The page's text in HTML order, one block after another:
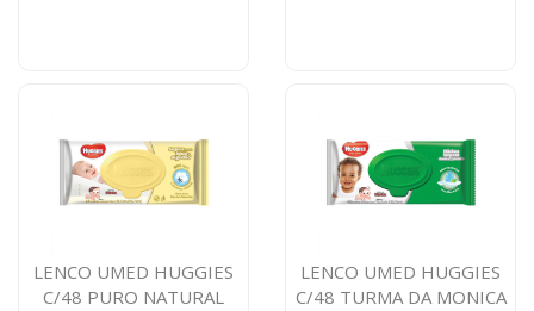
LENCO UMED HUGGIES
C/48 PURO NATURAL
LENCO UMED HUGGIES
C/48 TURMA DA MONICA